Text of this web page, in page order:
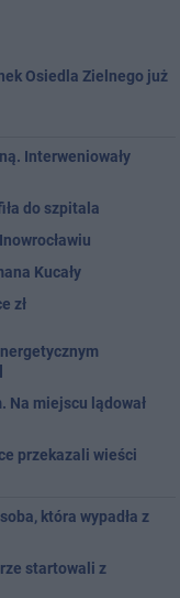
Osiedla Zielnego już
Interweniowały
do szpitala
Kucały
zł
Na miejscu lądował
przekazali wieści
która wypadła z
startowali z